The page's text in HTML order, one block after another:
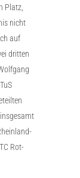
Platz,
nicht
auf
dritten
Rot-